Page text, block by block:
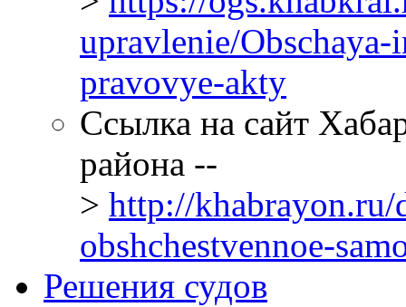
upravlenie/
pravovye-akty
Ссылка на сайт
района --
> http://
obshchestvennoe-
Решения судов